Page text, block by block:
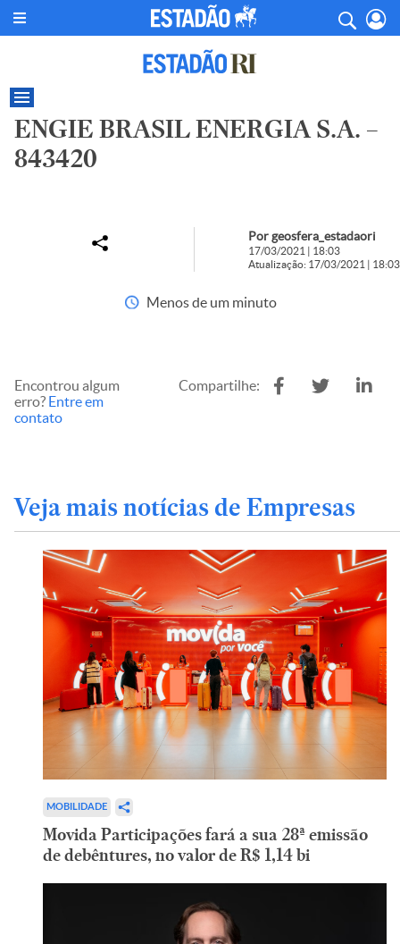
ENGIE BRASIL ENERGIA S.A. –
843420
Por geosfera_estadaori
17/03/2021 | 18:03
Atualização: 17/03/2021 | 18:03
Menos de um minuto
Encontrou algum
erro? Entre em
contato
Compartilhe:
Veja mais notícias de Empresas
MOBILIDADE
Movida Participações fará a sua 28ª emissão
de debêntures, no valor de R$ 1,14 bi